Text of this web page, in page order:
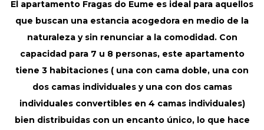
El apartamento Fragas do Eume es ideal para aquellos
que buscan una estancia acogedora en medio de la
naturaleza y sin renunciar a la comodidad. Con
capacidad para 7 u 8 personas, este apartamento
tiene 3 habitaciones ( una con cama doble, una con
dos camas individuales y una con dos camas
individuales convertibles en 4 camas individuales)
bien distribuidas con un encanto único, lo que hace